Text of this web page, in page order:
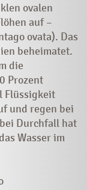
ovalen
auf –
ovata). Das
beheimatet.
die
Prozent
Flüssigkeit
und regen bei
Durchfall hat
Wasser im